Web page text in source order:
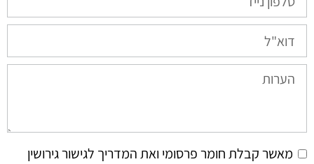
מאשר קבלת חומר פרסומי ואת המדריך לגישור גירושין